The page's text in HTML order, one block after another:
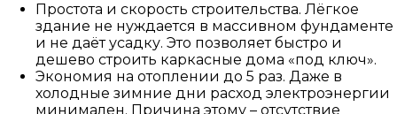
Простота и скорость строительства. Лёгкое
здание не нуждается в массивном фундаменте
и не даёт усадку. Это позволяет быстро и
дешево строить каркасные дома «под ключ».
Экономия на отоплении до 5 раз. Даже в
холодные зимние дни расход электроэнергии
минимален. Причина этому – отсутствие